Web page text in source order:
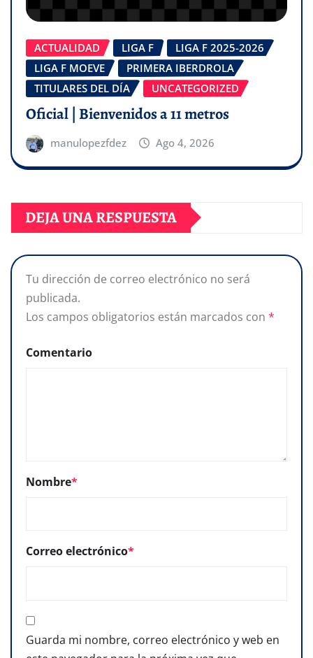
ACTUALIDAD LIGA F
LIGA F 2025-2026
LIGA F MOEVE
PRIMERA IBERDROLA
TITULARES DEL DÍA
UNCATEGORIZED
Oficial | Bienvenidos a 11 metros
manulopezfdez Ago 4, 2026
DEJA UNA RESPUESTA
Tu dirección de correo electrónico no será
publicada.
Los campos obligatorios están marcados con *
Comentario
Nombre*
Correo electrónico*
Guarda mi nombre, correo electrónico y web en